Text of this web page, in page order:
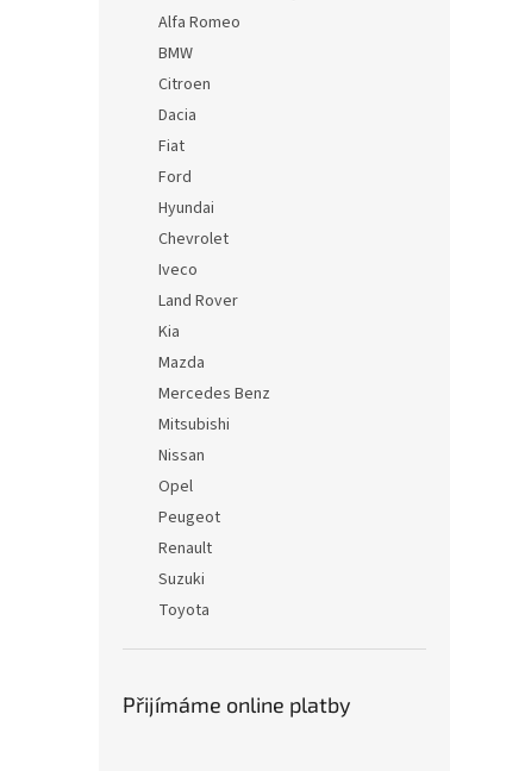
Alfa Romeo
BMW
Citroen
Dacia
Fiat
Ford
Hyundai
Chevrolet
Iveco
Land Rover
Kia
Mazda
Mercedes Benz
Mitsubishi
Nissan
Opel
Peugeot
Renault
Suzuki
Toyota
Přijímáme online platby